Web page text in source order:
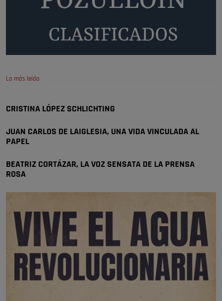
Pozuelo de Alarcón
A ver si llega alguno que de verdad le importe la seguridad de Pozuelo
Pozuelo de Alarcón
Lo más leído
CRISTINA LÓPEZ SCHLICHTING
JUAN CARLOS DE LAIGLESIA, UNA VIDA VINCULADA AL
PAPEL
BEATRIZ CORTÁZAR, LA VOZ SENSATA DE LA PRENSA
ROSA